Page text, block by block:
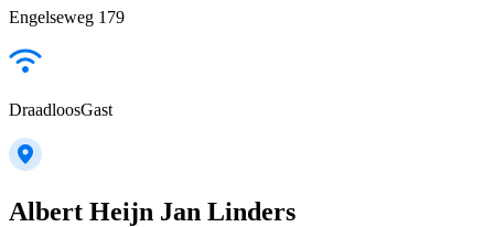
Engelseweg 179
DraadloosGast
Albert Heijn Jan Linders